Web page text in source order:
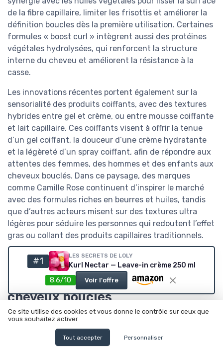
de la fibre capillaire, limiter les frisottis et améliorer la
définition boucles dès la première utilisation. Certaines
formules « boost curl » intègrent aussi des protéines
végétales hydrolysées, qui renforcent la structure
interne du cheveu et améliorent la résistance à la
casse.
Les innovations récentes portent également sur la
sensorialité des produits coiffants, avec des textures
hybrides entre gel et crème, ou entre mousse coiffante
et lait capillaire. Ces coiffants visent à offrir la tenue
d’un gel coiffant, la douceur d’une crème hydratante
et la légèreté d’un spray coiffant, afin de répondre aux
attentes des femmes, des hommes et des enfants aux
cheveux bouclés. Dans ce paysage, des marques
comme Camille Rose continuent d’inspirer le marché
avec des formules riches en beurres et huiles, tandis
que d’autres acteurs misent sur des textures ultra
légères pour séduire les personnes qui redoutent l’effet
gras ou collant des produits capillaires traditionnels.
Chiffres clés sur les crèmes
coiffantes nourrissantes et les
cheveux bouclés
Selon différentes analyses de marché sur les soins
capillaires, comme les rapports annuels de cabinets
spécialisés (par exemple Kline ou Euromonitor), les
#1 LES SECRETS DE LOLY
Kurl Nectar — Leave-in crème 250 ml
8.6/10
Voir l'offre
Ce site utilise des cookies et vous donne le contrôle sur ceux que
vous souhaitez activer
Tout accepter Personnaliser